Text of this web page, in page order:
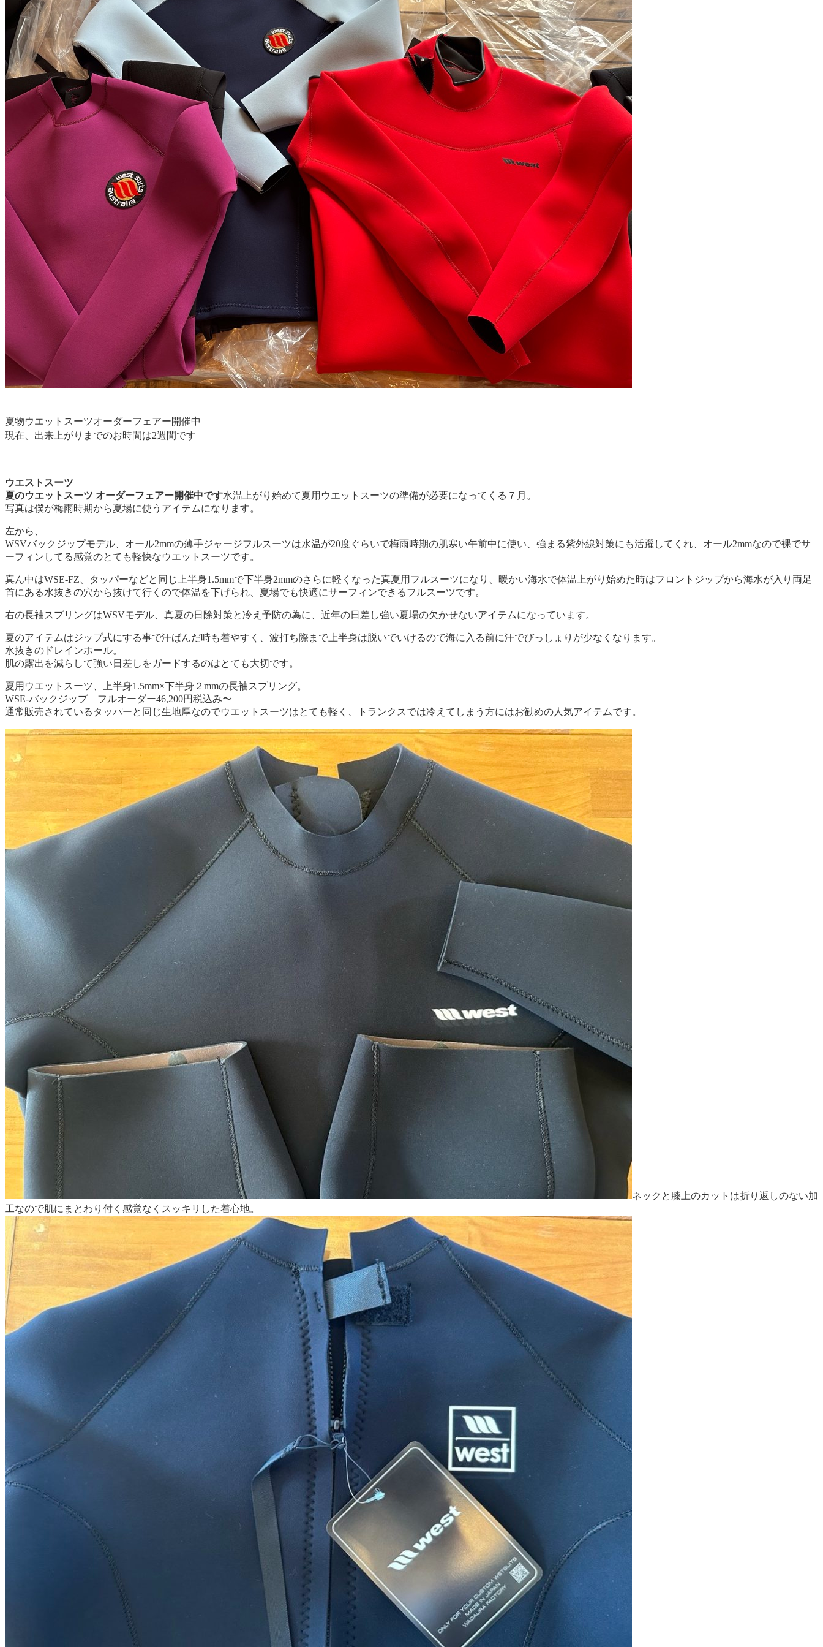
夏物ウエットスーツオーダーフェアー開催中
現在、出来上がりまでのお時間は2週間です
ウエストスーツ
夏のウエットスーツ オーダーフェアー開催中です水温上がり始めて夏用ウエットスーツの準備が必要になってくる７月。
写真は僕が梅雨時期から夏場に使うアイテムになります。
左から、
WSVバックジップモデル、オール2mmの薄手ジャージフルスーツは水温が20度ぐらいで梅雨時期の肌寒い午前中に使い、強まる紫外線対策にも活躍してくれ、オール2mmなので裸でサ
ーフィンしてる感覚のとても軽快なウエットスーツです。
真ん中はWSE-FZ、タッパーなどと同じ上半身1.5mmで下半身2mmのさらに軽くなった真夏用フルスーツになり、暖かい海水で体温上がり始めた時はフロントジップから海水が入り両足
首にある水抜きの穴から抜けて行くので体温を下げられ、夏場でも快適にサーフィンできるフルスーツです。
右の長袖スプリングはWSVモデル、真夏の日除対策と冷え予防の為に、近年の日差し強い夏場の欠かせないアイテムになっています。
夏のアイテムはジップ式にする事で汗ばんだ時も着やすく、波打ち際まで上半身は脱いでいけるので海に入る前に汗でびっしょりが少なくなります。
水抜きのドレインホール。
肌の露出を減らして強い日差しをガードするのはとても大切です。
夏用ウエットスーツ、上半身1.5mm×下半身２mmの長袖スプリング。
WSE-バックジップ フルオーダー46,200円税込み〜
通常販売されているタッパーと同じ生地厚なのでウエットスーツはとても軽く、トランクスでは冷えてしまう方にはお勧めの人気アイテムです。
ネックと膝上のカットは折り返しのない加
工なので肌にまとわり付く感覚なくスッキリした着心地。